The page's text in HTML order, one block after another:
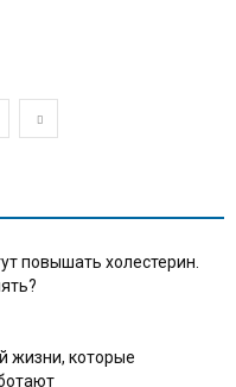
повышать холестерин.
жизни, которые